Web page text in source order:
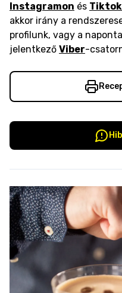
Instagramon és
akkor irány a
profilunk, vagy a
jelentkező Viber-